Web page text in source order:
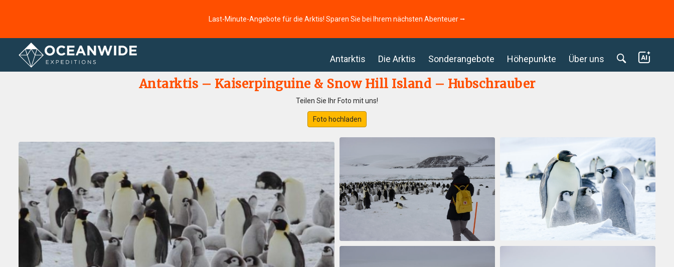
Last-Minute-Angebote für die Arktis! Sparen Sie bei Ihrem nächsten Abenteuer ⭢
Antarktis Die Arktis Sonderangebote Höhepunkte Über uns
Startseite Fotogallerie
Antarktis – Kaiserpinguine & Snow Hill Island – Hubschrauber
Teilen Sie Ihr Foto mit uns!
Foto hochladen